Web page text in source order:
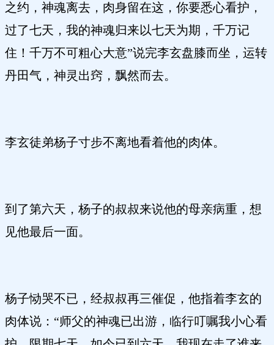
之约，神魂离去，肉身留在这，你要悉心看护，
过了七天，我的神魂归来以七天为期，千万记
住！千万不可粗心大意”说完李玄盘膝而坐，运转
丹田气，神灵出窍，飘然而去。
李玄徒弟杨子寸步不离地看着他的肉体。
到了第六天，杨子的叔叔来说他的母亲病重，想
见他最后一面。
杨子恸哭不已，经叔叔再三催促，他指着李玄的
肉体说：“师父的神魂已出游，临行叮嘱我小心看